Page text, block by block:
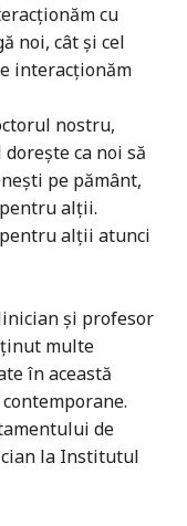
cu
noi, cât și cel
interacționăm
nostru,
ca noi să
pe pământ,
alții.
alții atunci
și profesor
ținut multe
în această
de
la Institutul